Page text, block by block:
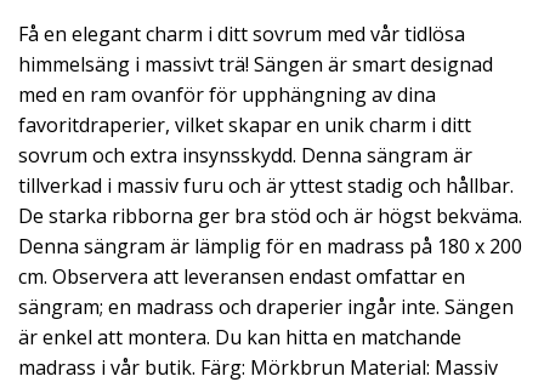
Få en elegant charm i ditt sovrum med vår tidlösa
himmelsäng i massivt trä! Sängen är smart designad
med en ram ovanför för upphängning av dina
favoritdraperier, vilket skapar en unik charm i ditt
sovrum och extra insynsskydd. Denna sängram är
tillverkad i massiv furu och är yttest stadig och hållbar.
De starka ribborna ger bra stöd och är högst bekväma.
Denna sängram är lämplig för en madrass på 180 x 200
cm. Observera att leveransen endast omfattar en
sängram; en madrass och draperier ingår inte. Sängen
är enkel att montera. Du kan hitta en matchande
madrass i vår butik. Färg: Mörkbrun Material: Massiv